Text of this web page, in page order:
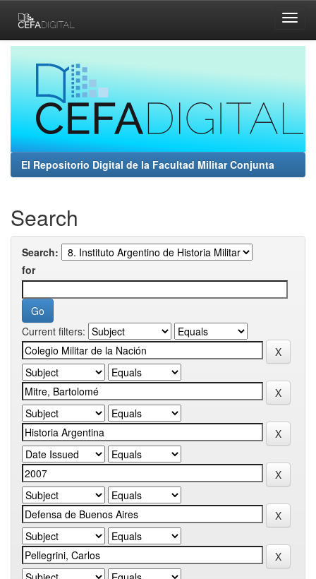
navigation
El Repositorio Digital de la Facultad Militar Conjunta
Search
Search:
for
Current filters: